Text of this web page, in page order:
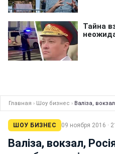
Главная › Шоу бизнес › Валіза,
ШОУ БИЗНЕС 09 ноября 2016 ·
Валіза, вокзал,